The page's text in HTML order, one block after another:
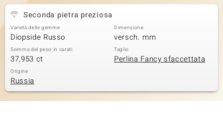
Seconda pietra preziosa
Varietà delle gemme
Diopside Russo
Dimensione
versch. mm
Somma del peso in carati
37,953 ct
Taglio
Perlina Fancy sfaccettata
Origine
Russia